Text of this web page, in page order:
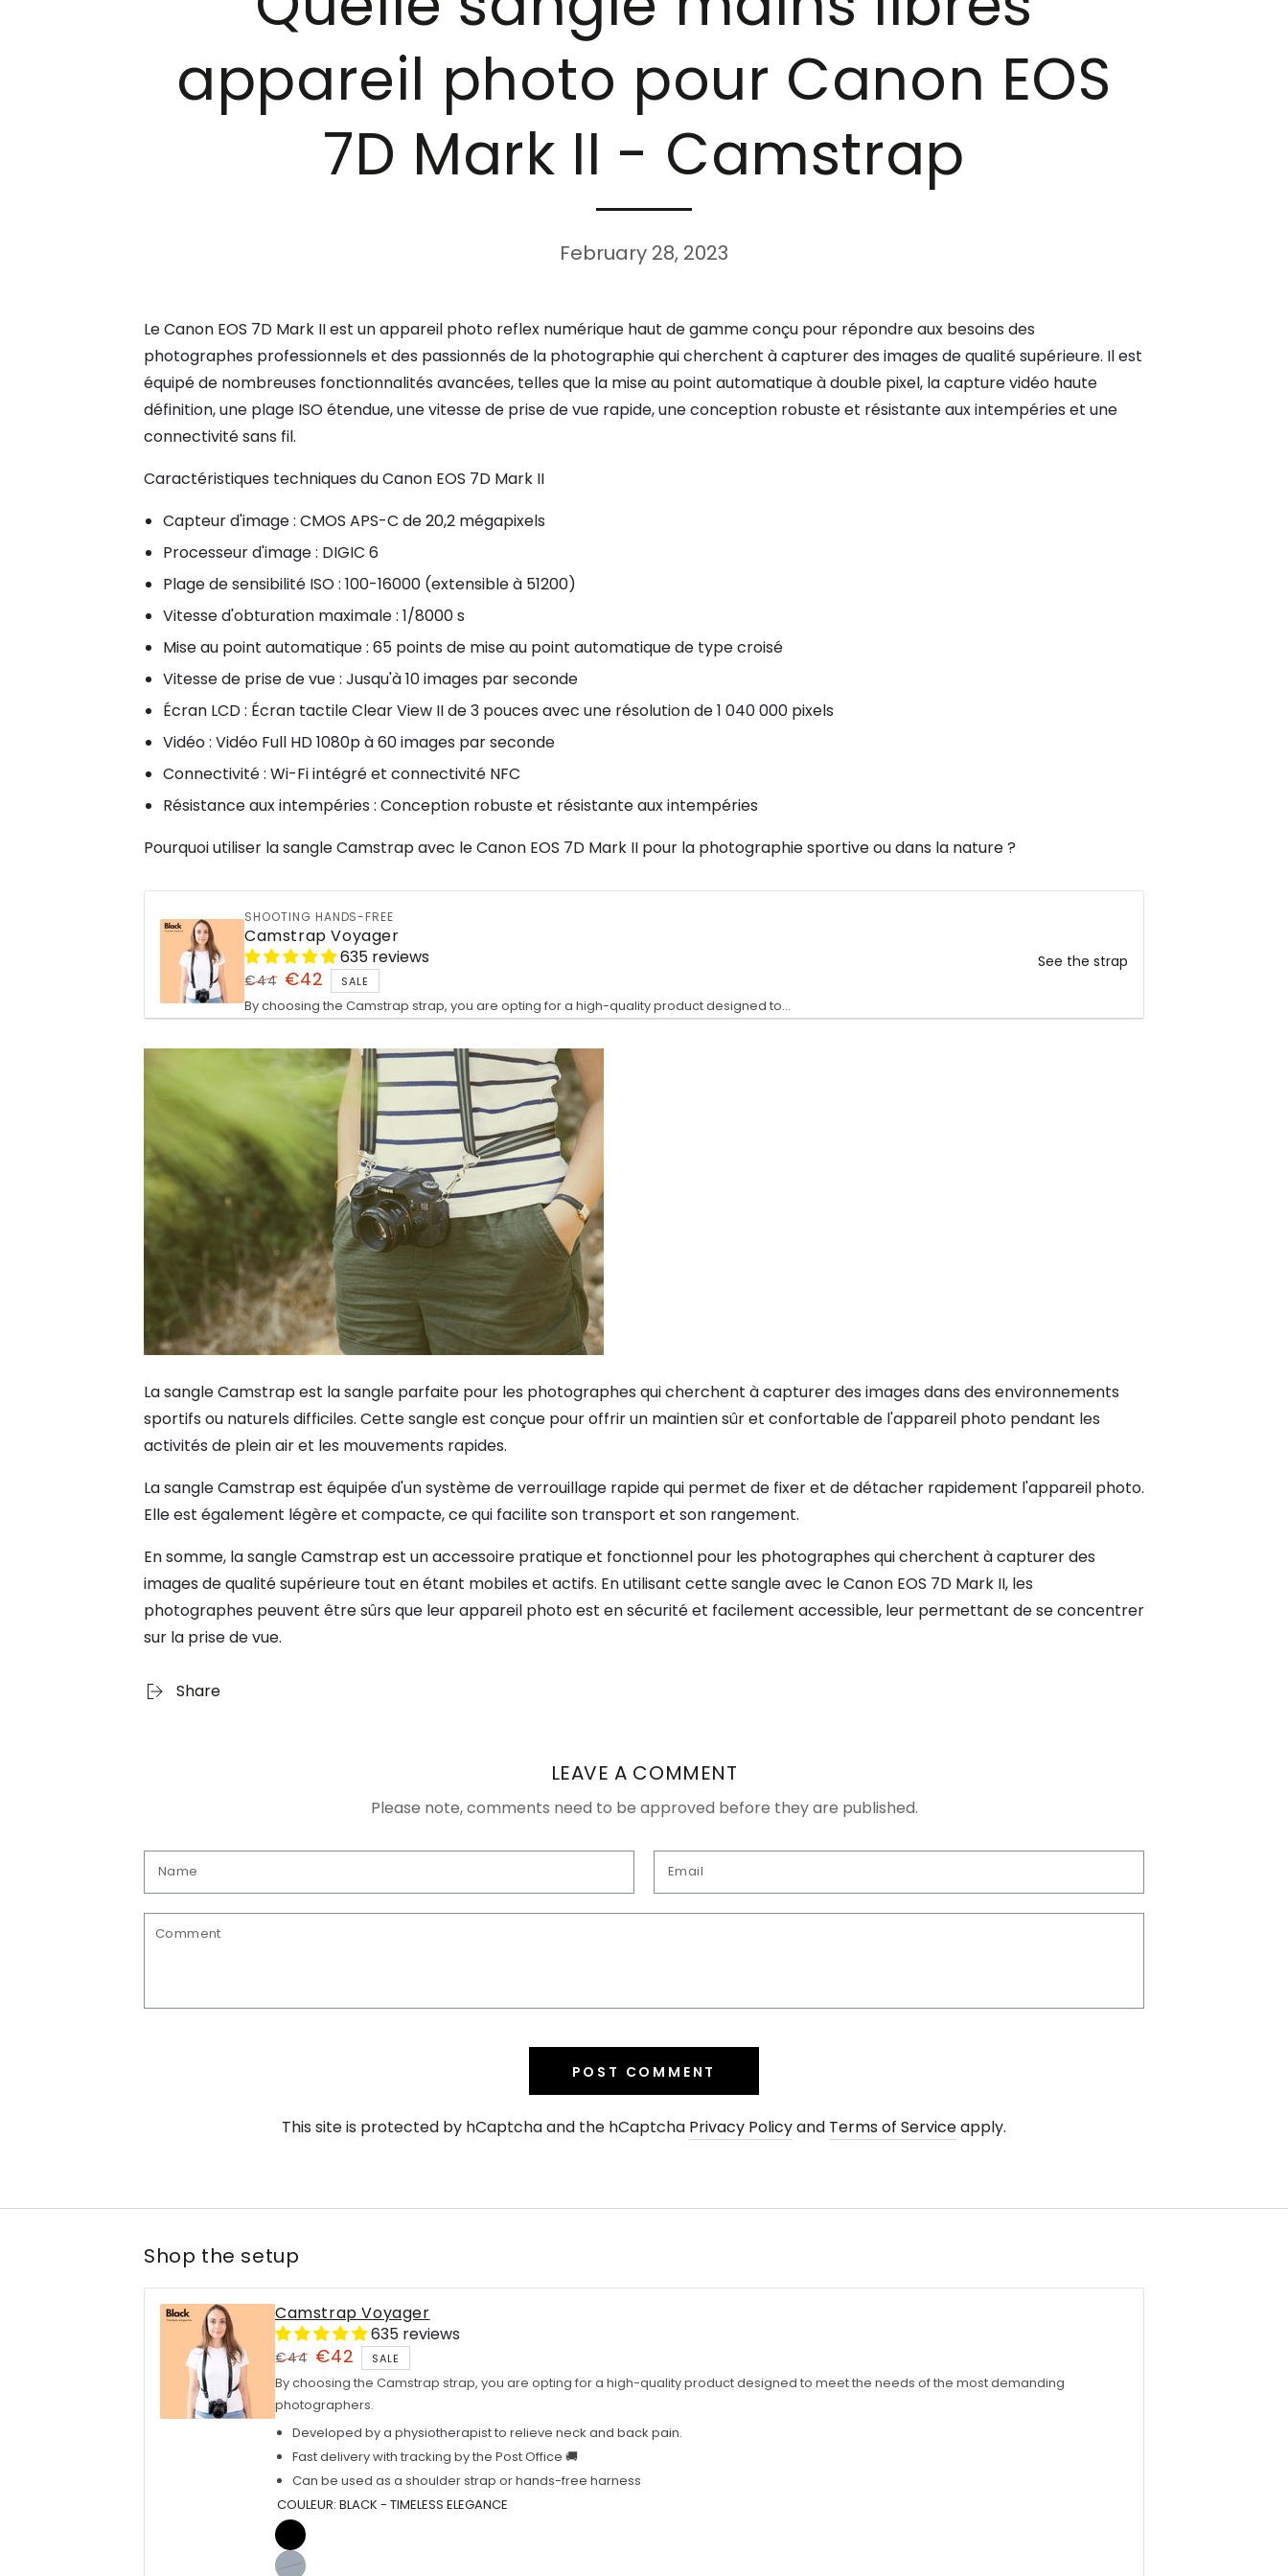
appareil photo pour Canon EOS
7D Mark II - Camstrap
February 28, 2023
Le Canon EOS 7D Mark II est un appareil photo reflex numérique haut de gamme conçu pour répondre aux besoins des
photographes professionnels et des passionnés de la photographie qui cherchent à capturer des images de qualité supérieure. Il est
équipé de nombreuses fonctionnalités avancées, telles que la mise au point automatique à double pixel, la capture vidéo haute
définition, une plage ISO étendue, une vitesse de prise de vue rapide, une conception robuste et résistante aux intempéries et une
connectivité sans fil.
Caractéristiques techniques du Canon EOS 7D Mark II
Capteur d'image : CMOS APS-C de 20,2 mégapixels
Processeur d'image : DIGIC 6
Plage de sensibilité ISO : 100-16000 (extensible à 51200)
Vitesse d'obturation maximale : 1/8000 s
Mise au point automatique : 65 points de mise au point automatique de type croisé
Vitesse de prise de vue : Jusqu'à 10 images par seconde
Écran LCD : Écran tactile Clear View II de 3 pouces avec une résolution de 1 040 000 pixels
Vidéo : Vidéo Full HD 1080p à 60 images par seconde
Connectivité : Wi-Fi intégré et connectivité NFC
Résistance aux intempéries : Conception robuste et résistante aux intempéries
Pourquoi utiliser la sangle Camstrap avec le Canon EOS 7D Mark II pour la photographie sportive ou dans la nature ?
SHOOTING HANDS-FREE
Camstrap Voyager
635 reviews
Regular
€44
Sale
€42 SALE
By choosing the Camstrap strap, you are opting for a high-quality product designed to...
See the strap
La sangle Camstrap est la sangle parfaite pour les photographes qui cherchent à capturer des images dans des environnements
sportifs ou naturels difficiles. Cette sangle est conçue pour offrir un maintien sûr et confortable de l'appareil photo pendant les
activités de plein air et les mouvements rapides.
La sangle Camstrap est équipée d'un système de verrouillage rapide qui permet de fixer et de détacher rapidement l'appareil photo.
Elle est également légère et compacte, ce qui facilite son transport et son rangement.
En somme, la sangle Camstrap est un accessoire pratique et fonctionnel pour les photographes qui cherchent à capturer des
images de qualité supérieure tout en étant mobiles et actifs. En utilisant cette sangle avec le Canon EOS 7D Mark II, les
photographes peuvent être sûrs que leur appareil photo est en sécurité et facilement accessible, leur permettant de se concentrer
sur la prise de vue.
Share
LEAVE A COMMENT
Please note, comments need to be approved before they are published.
Name Email
Comment
POST COMMENT
This site is protected by hCaptcha and the hCaptcha Privacy Policyand Terms of Serviceapply.
Shop the setup
Camstrap Voyager
635 reviews
Regular
price
€44
Sale
price
€42 SALE
By choosing the Camstrap strap, you are opting for a high-quality product designed to meet the needs of the most demanding
photographers.
Developed by a physiotherapist to relieve neck and back pain.
Fast delivery with tracking by the Post Office 🚚
Can be used as a shoulder strap or hands-free harness
COULEUR: BLACK - TIMELESS ELEGANCE
Black